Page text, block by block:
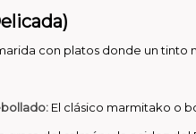
con platos donde un tinto
El clásico marmitako o